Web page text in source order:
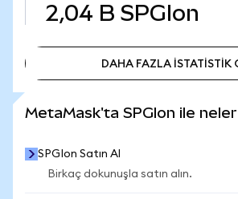
2,04 B SPGIon
DAHA FAZLA İSTATİSTİK
MetaMask'ta SPGIon ile neler
SPGIon Satın Al
Birkaç dokunuşla satın alın.